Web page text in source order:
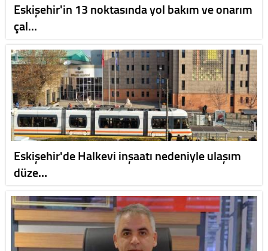
Eskişehir'in 13 noktasında yol bakım ve onarım
çal…
Eskişehir'de Halkevi inşaatı nedeniyle ulaşım
düze…